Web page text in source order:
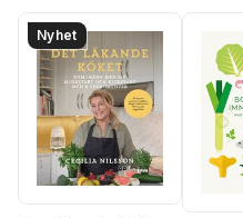
Nyhet